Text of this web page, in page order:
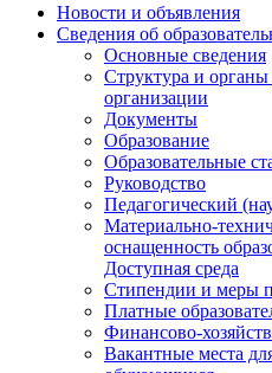
Новости и объявления
Сведения об
Основные сведения
Структура и органы
организации
Документы
Образование
Образовательные
Руководство
Педагогический
Материально-
оснащенность
Доступная среда
Стипендии и меры
Платные
Финансово-
Вакантные места